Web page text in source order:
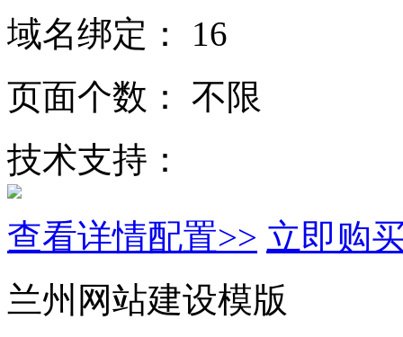
域名绑定：
16
页面个数：
不限
技术支持：
查看详情配置>> 立即购
兰州网站建设模版